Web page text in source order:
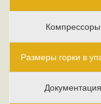
Компрессоры
Размеры горки в
Документация